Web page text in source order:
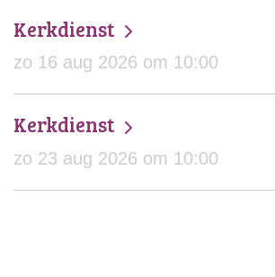
Kerkdienst
zo 16 aug 2026 om 10:00
Kerkdienst
zo 23 aug 2026 om 10:00